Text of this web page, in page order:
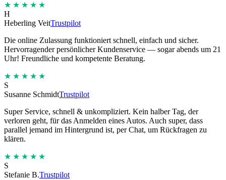
★★★★★
H
Heberling VeitTrustpilot
Die online Zulassung funktioniert schnell, einfach und sicher.
Hervorragender persönlicher Kundenservice — sogar abends um 21
Uhr! Freundliche und kompetente Beratung.
★★★★★
S
Susanne SchmidtTrustpilot
Super Service, schnell & unkompliziert. Kein halber Tag, der
verloren geht, für das Anmelden eines Autos. Auch super, dass
parallel jemand im Hintergrund ist, per Chat, um Rückfragen zu
klären.
★★★★★
S
Stefanie B.Trustpilot